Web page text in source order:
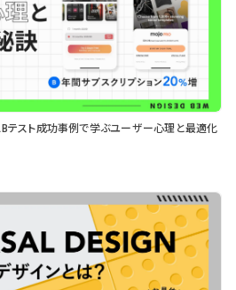
テスト成功事例で学ぶユーザー心理と最適化